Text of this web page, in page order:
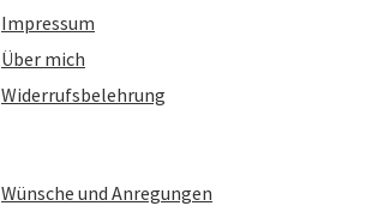
Impressum
Über mich
Widerrufsbelehrung
Wünsche und Anregungen